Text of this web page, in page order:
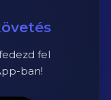
fel
ban!